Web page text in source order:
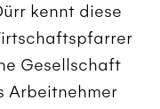
kennt diese
Gesellschaft
Arbeitnehmer